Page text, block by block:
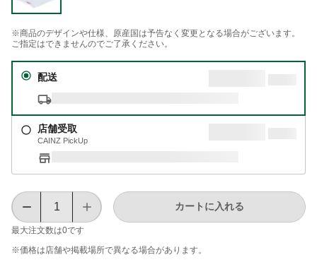
※商品のデザインや仕様、原産国は予告なく変更となる場合がございます。
ご指定はできませんのでご了承ください。
配送
店舗受取
CAINZ PickUp
最大注文数は0です
カートに入れる
※価格は​店舗や​掲載場所で​異なる​場合が​あります。